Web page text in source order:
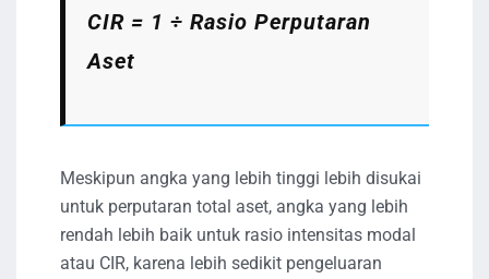
CIR = 1 ÷ Rasio Perputaran
Aset
Meskipun angka yang lebih tinggi lebih disukai
untuk perputaran total aset, angka yang lebih
rendah lebih baik untuk rasio intensitas modal
atau CIR, karena lebih sedikit pengeluaran